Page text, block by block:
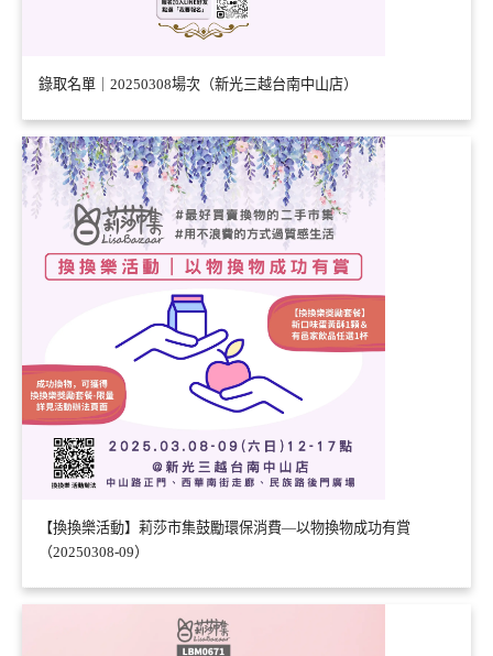
錄取名單｜20250308場次（新光三越台南中山店）
【換換樂活動】莉莎市集鼓勵環保消費—以物換物成功有賞
（20250308-09）